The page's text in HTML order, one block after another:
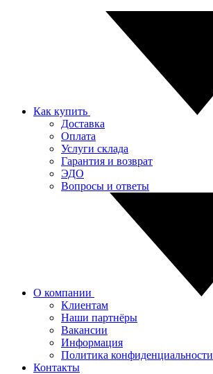
Как купить
Доставка
Оплата
Услуги склада
Гарантия и возврат
ЭДО
Вопросы и ответы
О компании
Клиентам
Наши партнёры
Вакансии
Информация
Политика конфиденциальности
Контакты